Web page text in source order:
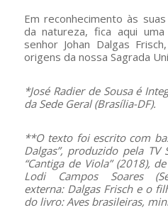
Em reconhecimento às
da natureza, fica aqui
senhor Johan Dalgas
origens da nossa Sagrada
*José Radier de Sousa é
da Sede Geral (Brasília-DF).
**O texto foi escrito com
Dalgas”, produzido pela
“Cantiga de Viola” (2018),
Lodi Campos Soares
externa: Dalgas Frische o
do livro: Aves brasileiras,